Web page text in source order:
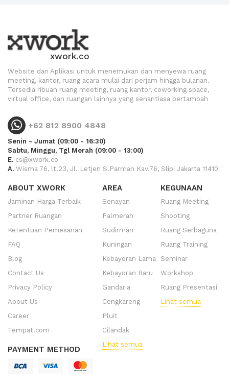
xwork.co
Website dan Aplikasi untuk menemukan dan menyewa ruang
meeting, kantor, ruang acara mulai dari perjam hingga bulanan.
Tersedia ribuan ruang meeting, ruang kantor, coworking space,
virtual office, dan ruangan lainnya yang senantiasa bertambah
+62 812 8900 4848
Senin - Jumat (09:00 - 16:30)
Sabtu, Minggu, Tgl Merah (09:00 - 13:00)
E. cs@xwork.co
A. Wisma 76, lt.23, Jl. Letjen S.Parman Kav.76, Slipi Jakarta 11410
ABOUT XWORK
Jaminan Harga Terbaik
Partner Ruangan
Ketentuan Pemesanan
FAQ
Blog
Contact Us
Privacy Policy
About Us
Career
Tempat.com
PAYMENT METHOD
AREA
Senayan
Palmerah
Sudirman
Kuningan
Kebayoran Lama
Kebayoran Baru
Gandaria
Cengkareng
Pluit
Cilandak
Lihat semua
KEGUNAAN
Ruang Meeting
Shooting
Ruang Serbaguna
Ruang Training
Seminar
Workshop
Ruang Presentasi
Lihat semua